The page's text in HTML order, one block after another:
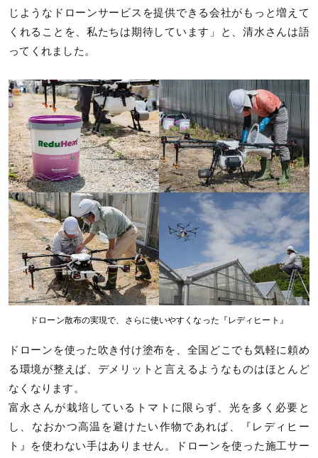
じようなドローンサービスを提供できる会社がもっと増えて
くれることを、私たちは期待しています」と、清水さんは語
ってくれました。
ドローン散布の実現で、さらに使いやすくなった『レディヒート』
ドローンを使った吹き付け塗布を、全国どこでも気軽に頼め
る環境が整えば、デメリットと言えるようなものはほとんど
なくなります。
富永さんが栽培しているトマトに限らず、光を多く必要と
し、なおかつ高温を避けたい作物であれば、『レディヒー
ト』を使わない手はありません。ドローンを使った施工サー